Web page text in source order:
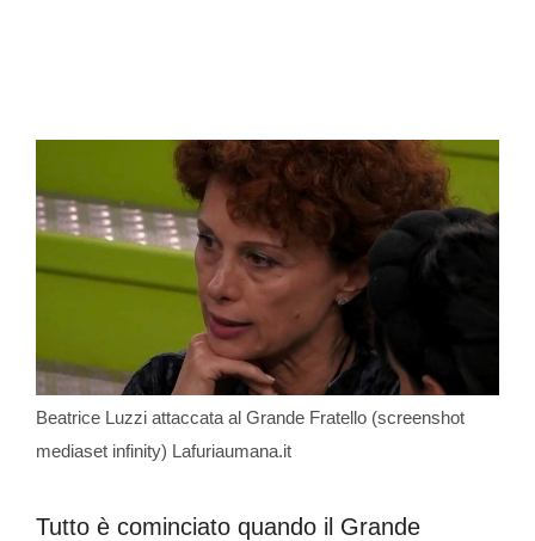
Beatrice Luzzi attaccata al Grande Fratello (screenshot
mediaset infinity) Lafuriaumana.it
Tutto è cominciato quando il Grande